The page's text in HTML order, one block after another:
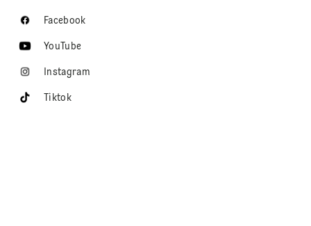
Facebook
YouTube
Instagram
Tiktok